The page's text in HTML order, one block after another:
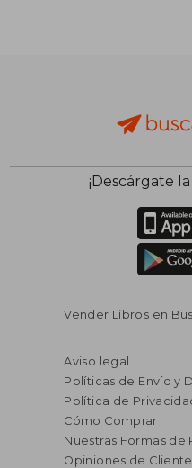
¡Descárgate
Vender Libros en
Aviso legal
Políticas de Envío y
Política de
Cómo Comprar
Nuestras Formas de
Opiniones de